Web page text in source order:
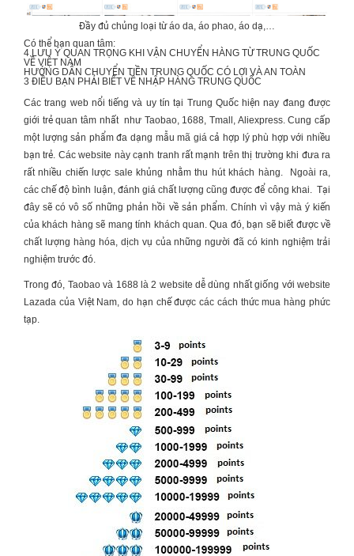
Đầy đủ chủng loại từ áo da, áo phao, áo dạ,…
Có thể bạn quan tâm:
4 LƯU Ý QUAN TRỌNG KHI VẬN CHUYỂN HÀNG TỪ TRUNG QUỐC
VỀ VIỆT NAM
HƯỚNG DẪN CHUYỂN TIỀN TRUNG QUỐC CÓ LỢI VÀ AN TOÀN
3 ĐIỀU BẠN PHẢI BIẾT VỀ NHẬP HÀNG TRUNG QUỐC
Các trang web nổi tiếng và uy tín tại Trung Quốc hiện nay đang được
giới trẻ quan tâm nhất như Taobao, 1688, Tmall, Aliexpress. Cung cấp
một lượng sản phẩm đa dạng mẫu mã giá cả hợp lý phù hợp với nhiều
bạn trẻ. Các website này cạnh tranh rất mạnh trên thị trường khi đưa ra
rất nhiều chiến lược sale khủng nhằm thu hút khách hàng. Ngoài ra,
các chế độ bình luận, đánh giá chất lượng cũng được để công khai. Tại
đây sẽ có vô số những phản hồi về sản phẩm. Chính vì vậy mà ý kiến
của khách hàng sẽ mang tính khách quan. Qua đó, bạn sẽ biết được về
chất lượng hàng hóa, dịch vụ của những người đã có kinh nghiệm trải
nghiệm trước đó.
Trong đó, Taobao và 1688 là 2 website dễ dùng nhất giống với website
Lazada của Việt Nam, do hạn chế được các cách thức mua hàng phức
tạp.